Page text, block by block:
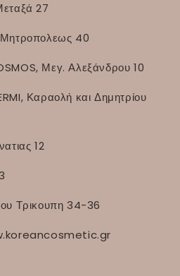
27
40
Μεγ. Αλεξάνδρου 10
Καραολή και Δημητρίου
12
Τρικουπη 34-36